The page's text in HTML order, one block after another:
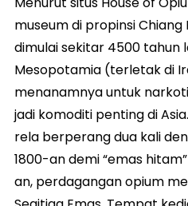
museum di propinsi Chiang
dimulai sekitar 4500 tahun
Mesopotamia (terletak di
menanamnya untuk
jadi komoditi penting di
rela berperang dua kali
1800-an demi “emas
an, perdagangan opium